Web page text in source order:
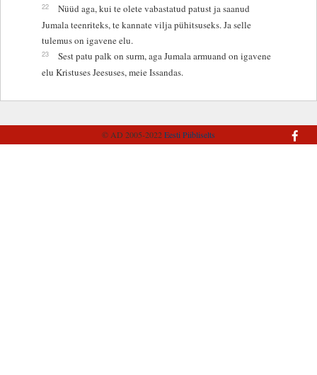
22
Nüüd aga, kui te olete vabastatud patust ja saanud
Jumala teenriteks, te kannate vilja pühitsuseks. Ja selle
tulemus on igavene elu.
23
Sest patu palk on surm, aga Jumala armuand on igavene
elu Kristuses Jeesuses, meie Issandas.
© AD 2005-2022Eesti Piibliselts